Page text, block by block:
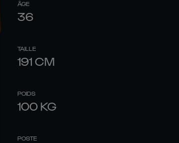
ÂGE
36
TAILLE
191 CM
POIDS
100 KG
POSTE